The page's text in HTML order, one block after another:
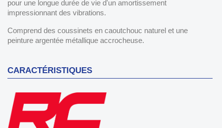
pour une longue durée de vie d'un amortissement
impressionnant des vibrations.
Comprend des coussinets en caoutchouc naturel et une
peinture argentée métallique accrocheuse.
CARACTÉRISTIQUES